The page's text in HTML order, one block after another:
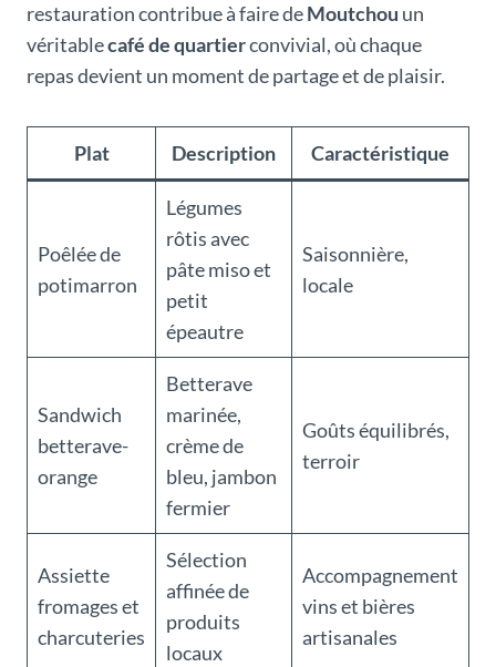
restauration contribue à faire deMoutchou un
véritablecafé de quartierconvivial, où chaque
repas devient un moment de partage et de plaisir.
Plat Description Caractéristique
Poêlée de
potimarron
Légumes
rôtis avec
pâte miso et
petit
épeautre
Saisonnière,
locale
Sandwich
betterave-
orange
Betterave
marinée,
crème de
bleu, jambon
fermier
Goûts équilibrés,
terroir
Assiette
fromages et
charcuteries
Sélection
affinée de
produits
locaux
Accompagnement
vins et bières
artisanales